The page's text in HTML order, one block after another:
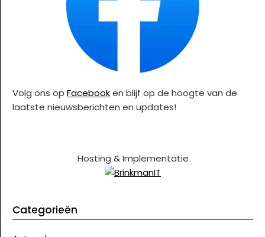
Volg ons op Facebooken blijf op de hoogte van de
laatste nieuwsberichten en updates!
Hosting & Implementatie
Categorieën